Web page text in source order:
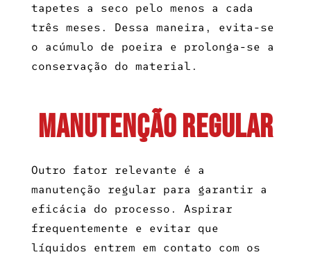
tapetes a seco pelo menos a cada
três meses. Dessa maneira, evita-se
o acúmulo de poeira e prolonga-se a
conservação do material.
Manutenção regular
Outro fator relevante é a
manutenção regular para garantir a
eficácia do processo. Aspirar
frequentemente e evitar que
líquidos entrem em contato com os